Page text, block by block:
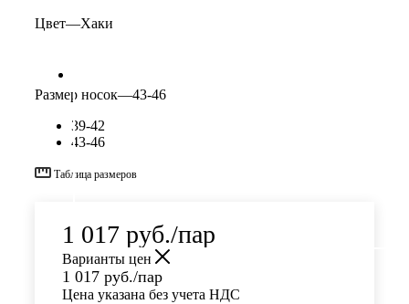
Цвет—Хаки
Размер носок—43-46
39-42
43-46
Таблица размеров
1 017 руб./пар
Варианты цен
1 017 руб./пар
Цена указана без учета НДС